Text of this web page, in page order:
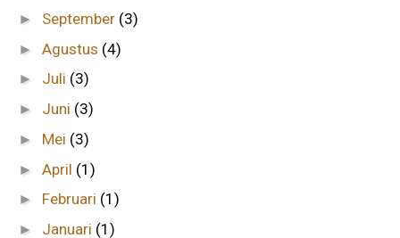
► September (3)
►Agustus (4)
► Juli (3)
► Juni (3)
► Mei (3)
►April (1)
► Februari (1)
► Januari (1)